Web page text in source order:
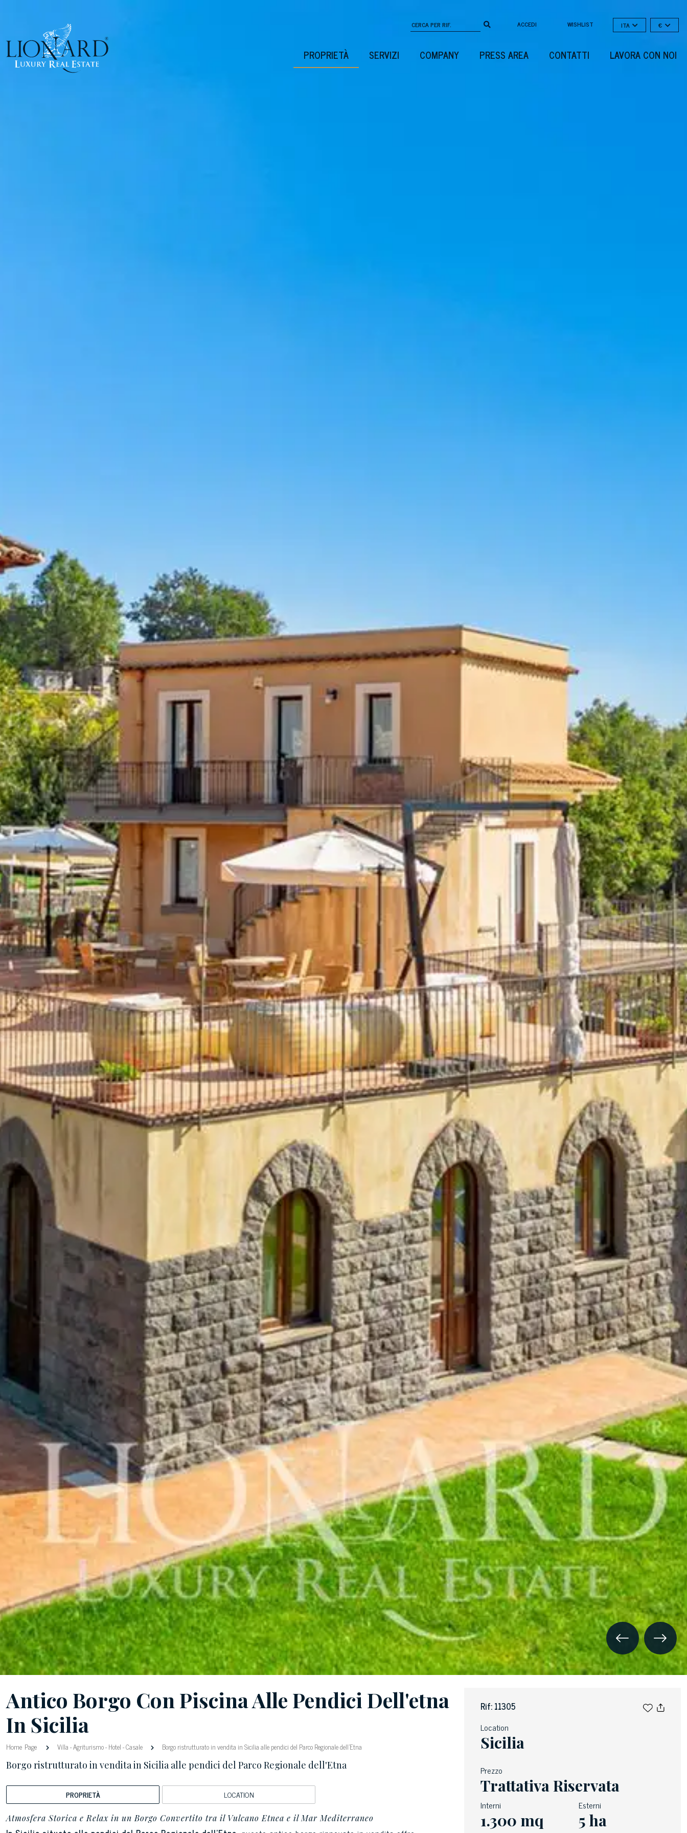
ACCEDI WISHLIST ITA €
PROPRIETÀ SERVIZI COMPANY PRESS AREA CONTATTI LAVORA CON NOI
Antico Borgo Con Piscina Alle Pendici Dell'etna
In Sicilia
Home Page Villa-Agriturismo-Hotel-Casale Borgo ristrutturato in vendita in Sicilia alle pendici del Parco Regionale dell'Etna
Borgo ristrutturato in vendita in Sicilia alle pendici del Parco Regionale dell'Etna
PROPRIETÀ LOCATION
Atmosfera Storica e Relax in un Borgo Convertito tra il Vulcano Etnea e il Mar Mediterraneo
Rif: 11305
Location
Sicilia
Prezzo
Trattativa Riservata
Interni
1.300 mq
Esterni
5 ha